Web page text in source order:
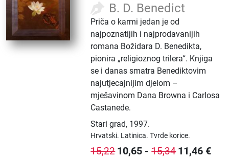
B. D. Benedict
Priča o karmi jedan je od
najpoznatijih i najprodavanijih
romana Božidara D. Benedikta,
pionira „religioznog trilera“. Knjiga
se i danas smatra Benediktovim
najutjecajnijim djelom –
mješavinom Dana Browna i Carlosa
Castanede.
Stari grad, 1997.
Hrvatski. Latinica.Tvrde korice.
15,22 10,65 -15,34 11,46 €